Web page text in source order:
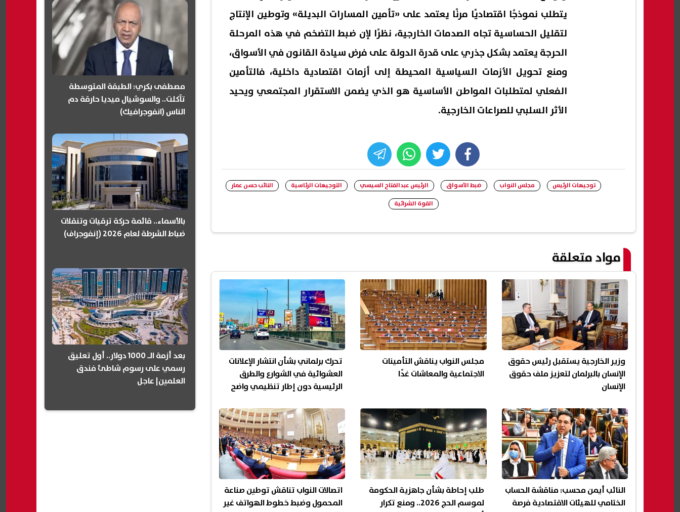
يتطلب نموذجًا اقتصاديًا مرنًا يعتمد على «تأمين المسارات البديلة» وتوطين الإنتاج
لتقليل الحساسية تجاه الصدمات الخارجية، نظرًا لإن ضبط التضخم في هذه المرحلة
الحرجة يعتمد بشكل جذري على قدرة الدولة على فرض سيادة القانون في الأسواق،
ومنع تحويل الأزمات السياسية المحيطة إلى أزمات اقتصادية داخلية، فالتأمين
الفعلي لمتطلبات المواطن الأساسية هو الذي يضمن الاستقرار المجتمعي ويحيد
الأثر السلبي للصراعات الخارجية.
facebook
twitter
whats
توجيهات الرئيس مجلس النواب ضبط الأسواق الرئيس عبدالفتاح السيسي التوجيهات الرئاسية
النائب حسن عمار
القوة الشرائية
مواد متعلقة
وزير الخارجية يستقبل رئيس حقوق
الإنسان بالبرلمان لتعزيز ملف حقوق
الإنسان
مجلس النواب يناقش التأمينات
الاجتماعية والمعاشات غدًا
تحرك برلماني بشأن انتشار الإعلانات
العشوائية في الشوارع والطرق
الرئيسية دون إطار تنظيمي واضح
النائب أيمن محسب: مناقشة الحساب
الختامي للهيئات الاقتصادية فرصة
طلب إحاطة بشأن جاهزية الحكومة
لموسم الحج 2026.. ومنع تكرار
اتصالات النواب تناقش توطين صناعة
المحمول وضبط خطوط الهواتف غير
مصطفى بكري: الطبقة المتوسطة
تآكلت.. والسوشيال ميديا حارقة دم
الناس (انفوجرافيك)
بالأسماء.. قائمة حركة ترقيات وتنقلات
ضباط الشرطة لعام 2026 (إنفوجراف)
بعد أزمة الـ 1000 دولار.. أول تعليق
رسمي على رسوم شاطئ فندق
العلمين| عاجل